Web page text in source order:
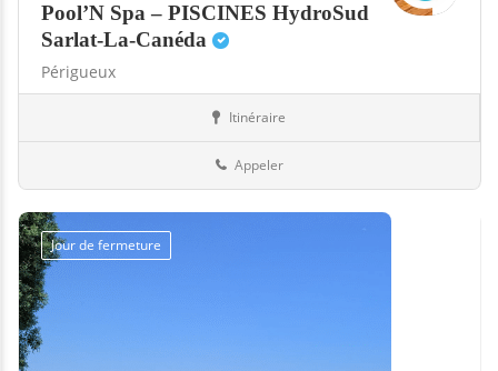
Pool’N Spa – PISCINES HydroSud
Sarlat-La-Canéda
Périgueux
Itinéraire
Appeler
Jour de fermeture